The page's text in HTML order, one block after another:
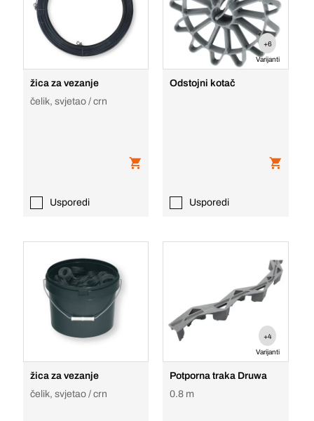
žica za vezanje
čelik, svjetao / crn
Usporedi
+6
Varijanti
Odstojni kotač
Usporedi
žica za vezanje
čelik, svjetao / crn
+4
Varijanti
Potporna traka Druwa
0.8 m